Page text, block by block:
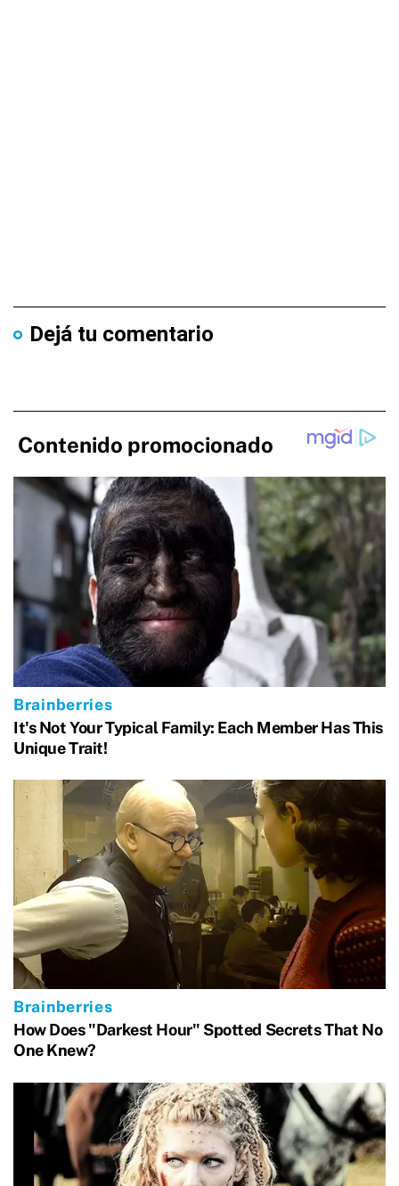
Dejá tu comentario